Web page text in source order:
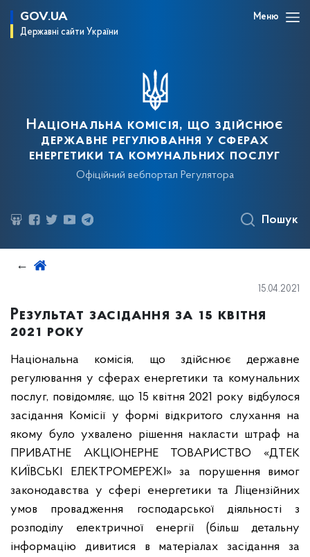
GOV.UA
Державні сайти України
Меню
Національна комісія, що здійснює
державне регулювання у сферах
енергетики та комунальних послуг
Офіційний вебпортал Регулятора
Пошук
15.04.2021
Результат засідання за 15 квітня
2021 року
Національна комісія, що здійснює державне
регулювання у сферах енергетики та комунальних
послуг, повідомляє, що 15 квітня 2021 року відбулося
засідання Комісії у формі відкритого слухання на
якому було ухвалено рішення накласти штраф на
ПРИВАТНЕ АКЦІОНЕРНЕ ТОВАРИСТВО «ДТЕК
КИЇВСЬКІ ЕЛЕКТРОМЕРЕЖІ» за порушення вимог
законодавства у сфері енергетики та Ліцензійних
умов провадження господарської діяльності з
розподілу електричної енергії (більш детальну
інформацію дивитися в матеріалах засідання за